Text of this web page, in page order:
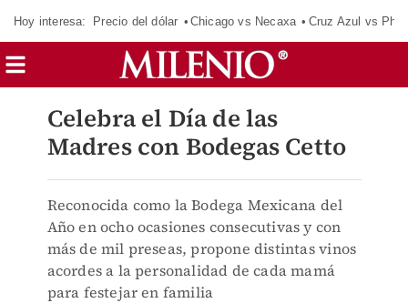
Hoy interesa: Precio del dólar Chicago vs Necaxa Cruz Azul vs
Celebra el Día de las
Madres con Bodegas Cetto
Reconocida como la Bodega Mexicana del
Año en ocho ocasiones consecutivas y con
más de mil preseas, propone distintas vinos
acordes a la personalidad de cada mamá
para festejar en familia